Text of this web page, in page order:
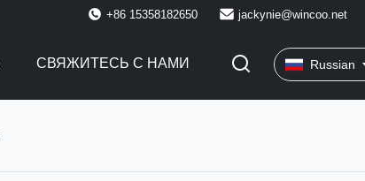
+86 15358182650 jackynie@wincoo.net
СВЯЖИТЕСЬ С НАМИ Russian